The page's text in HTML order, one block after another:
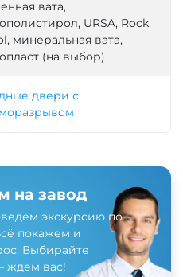
вата,
URSA, Rock
минеральная вата,
(на выбор)
двери с
на завод
экскурсию по
покажем и
Выбирайте
ждём вас!